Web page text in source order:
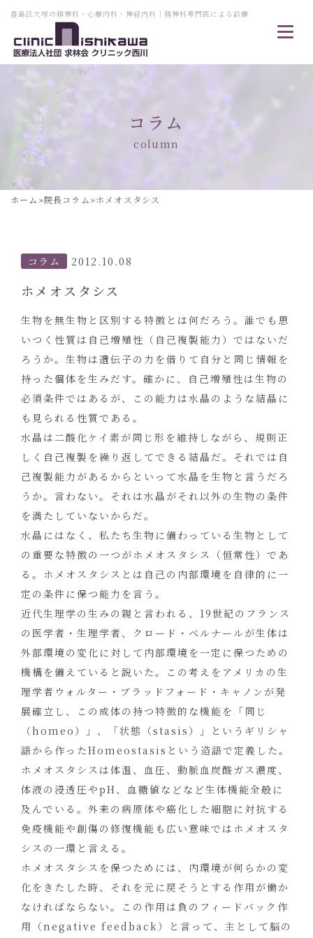
豊島区大塚の精神科・心療内科・神経内科｜精神科専門医による診療
コラム
column
ホーム »院長コラム»ホメオスタシス
コラム 2012.10.08
ホメオスタシス
生物を無生物と区別する特徴とは何だろう。誰でも思
いつく性質は自己増殖性（自己複製能力）ではないだ
ろうか。生物は遺伝子の力を借りて自分と同じ情報を
持った個体を生みだす。確かに、自己増殖性は生物の
必須条件ではあるが、この能力は水晶のような結晶に
も見られる性質である。
水晶は二酸化ケイ素が同じ形を維持しながら、規則正
しく自己複製を繰り返してできる結晶だ。それでは自
己複製能力があるからといって水晶を生物と言うだろ
うか。言わない。それは水晶がそれ以外の生物の条件
を満たしていないからだ。
水晶にはなく、私たち生物に備わっている生物として
の重要な特徴の一つがホメオスタシス（恒常性）であ
る。ホメオスタシスとは自己の内部環境を自律的に一
定の条件に保つ能力を言う。
近代生理学の生みの親と言われる、19世紀のフランス
の医学者・生理学者、クロード・ベルナールが生体は
外部環境の変化に対して内部環境を一定に保つための
機構を備えていると説いた。この考えをアメリカの生
理学者ウォルター・ブラッドフォード・キャノンが発
展確立し、この成体の持つ特徴的な機能を「同じ
（homeo）」、「状態（stasis）」というギリシャ
語から作ったHomeostasisという造語で定義した。
ホメオスタシスは体温、血圧、動脈血炭酸ガス濃度、
体液の浸透圧やpH、血糖値などなど生体機能全般に
及んでいる。外来の病原体や癌化した細胞に対抗する
免疫機能や創傷の修復機能も広い意味ではホメオスタ
シスの一環と言える。
ホメオスタシスを保つためには、内環境が何らかの変
化をきたした時、それを元に戻そうとする作用が働か
なければならない。この作用は負のフィードバック作
用（negative feedback）と言って、主として脳の